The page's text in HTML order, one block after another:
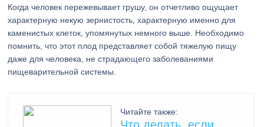
Когда человек пережевывает грушу, он отчетливо ощущает
характерную некую зернистость, характерную именно для
каменистых клеток, упомянутых немного выше. Необходимо
помнить, что этот плод представляет собой тяжелую пищу
даже для человека, не страдающего заболеваниями
пищеварительной системы.
Читайте также: